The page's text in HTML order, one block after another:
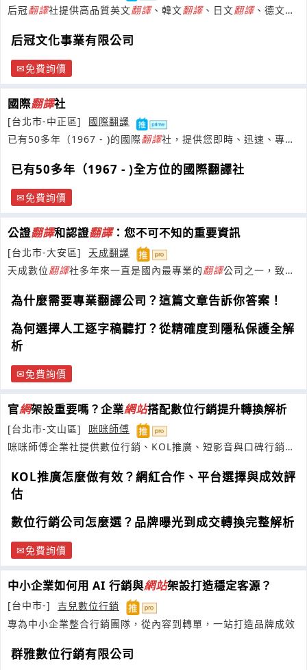
后冠翻譯社提供高品質英文翻譯、韓文翻譯、日文翻譯、德文翻
后冠文化事業有限公司
免費詢價
國際翻譯社
[台北市-中正區]
國際翻譯
已有50多年（1967 - )的國際翻譯社，提供您即時、迅速、專
已有50多年（1967 - )全方位的國際翻譯社
免費詢價
公證翻譯和認證翻譯：您不可不知的重要資訊
[台北市-大安區]
天成翻譯
天成數位翻譯社多年來一直是國內最專業的翻譯公司之一，致力
為什麼需要專業翻譯公司？這篇文章告訴你答案！
為何選擇人工逐字稿聽打？從精確度到隱私保護全解
析
免費詢價
官網架設重要嗎？企業網站搭配數位行銷提升轉換解析
[台北市-文山區]
咪咪師傅
咪咪師傅企業社提供數位行銷、KOL推廣、短影音與口碑行銷服
KOL推廣怎麼做有效？網紅合作、平台選擇與成效評
估
數位行銷公司怎麼選？品牌曝光到成交轉換完整解析
免費詢價
中小企業如何用 AI 行銷與網站架設打造穩定客源？
[台中市-]
吉兒數位行銷
專為中小企業整合行銷團隊，從內容到轉單，一站打造品牌成效
群雅數位行銷有限公司